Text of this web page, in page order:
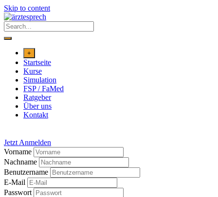
Skip to content
+
Startseite
Kurse
Simulation
FSP / FaMed
Ratgeber
Über uns
Kontakt
Jetzt Anmelden
Vorname
Nachname
Benutzername
E-Mail
Passwort